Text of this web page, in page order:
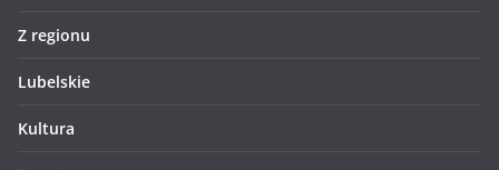
Z regionu
Lubelskie
Kultura